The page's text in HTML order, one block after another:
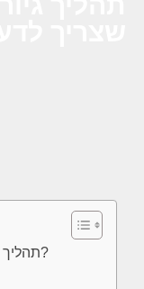
תהליך גיור: כמה זמן זה באמת לוקח?